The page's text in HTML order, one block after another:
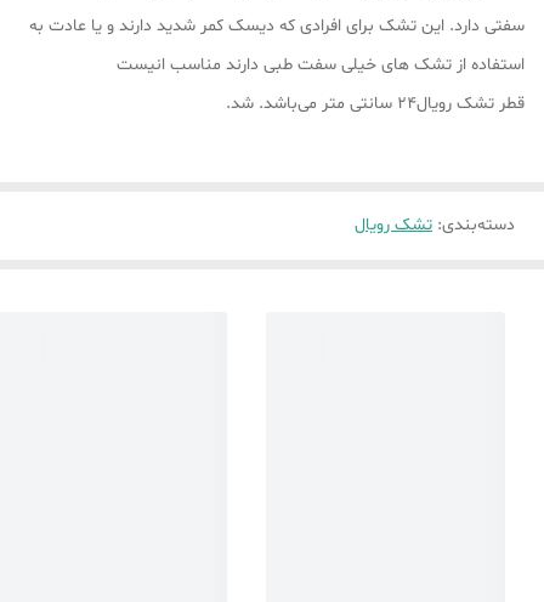
سفتی دارد. این تشک برای افرادی که دیسک کمر شدید دارند و یا عادت به
استفاده از تشک های خیلی سفت طبی دارند مناسب انیست
قطر تشک رویال24 سانتی متر می‌باشد. شد.
دسته‌بندی: تشک رویال